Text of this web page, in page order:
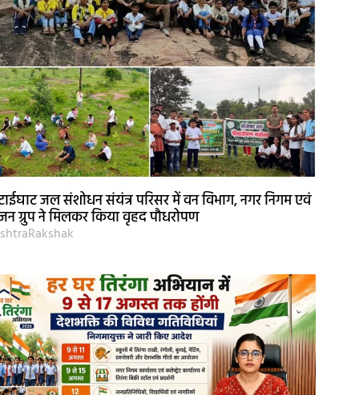
जल संशोधन संयंत्र परिसर में वन विभाग, नगर निगम एवं
ग्रुप ने मिलकर किया वृहद पौधरोपण